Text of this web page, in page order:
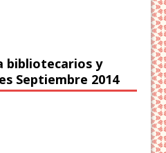
bibliotecarios y
Septiembre 2014